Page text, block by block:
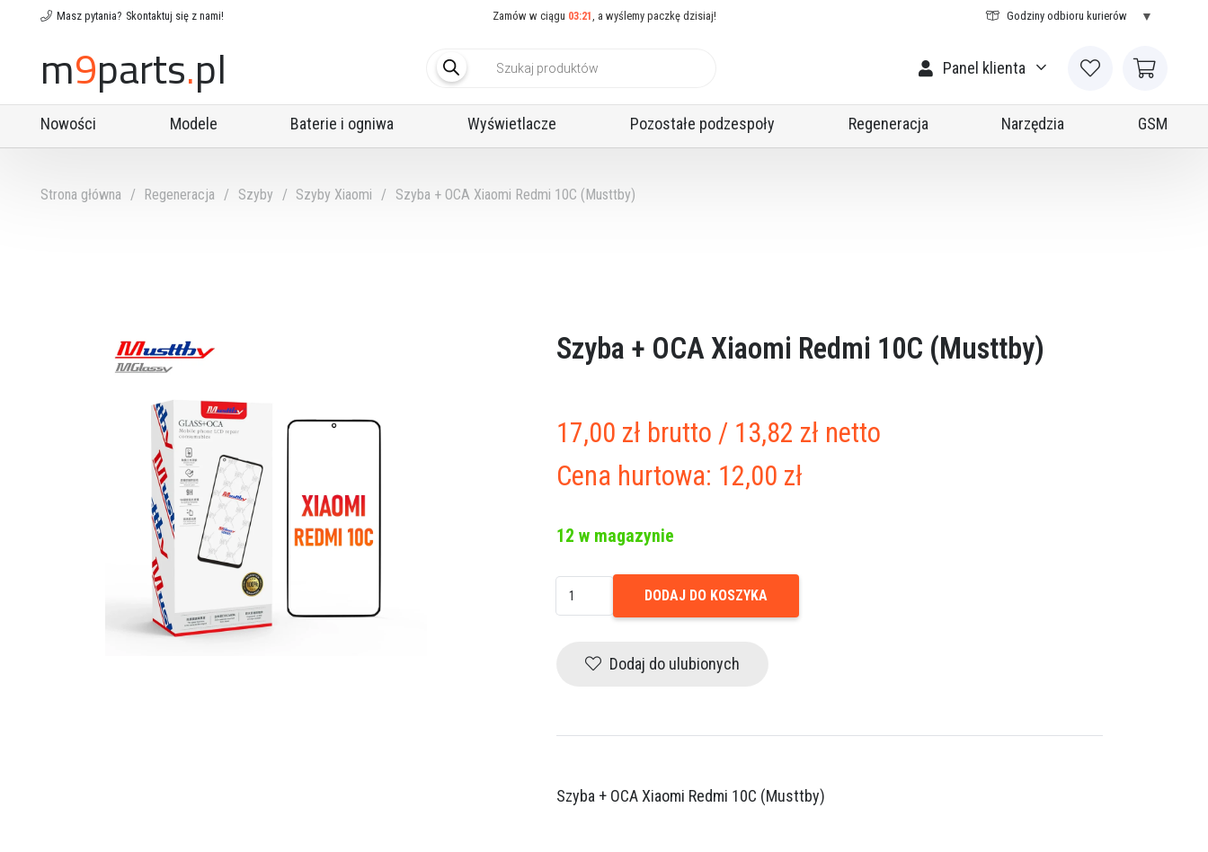
Masz pytania? Skontaktuj się z nami! Zamów w ciągu 03:21, a wyślemy paczkę dzisiaj! Godziny odbioru kurierów
m9parts.pl
Wyszukiwarka
produktów
Panel klienta
Nowości Modele Baterie i ogniwa Wyświetlacze Pozostałe podzespoły Regeneracja Narzędzia GSM
Strona główna / Regeneracja / Szyby / Szyby Xiaomi / Szyba + OCA Xiaomi Redmi 10C (Musttby)
Szyba + OCA Xiaomi Redmi 10C (Musttby)
17,00 zł brutto / 13,82 zł netto
Cena hurtowa: 12,00 zł
12 w magazynie
Xiaomi
DODAJ DO KOSZYKA
Dodaj do ulubionych
Szyba + OCA Xiaomi Redmi 10C (Musttby)